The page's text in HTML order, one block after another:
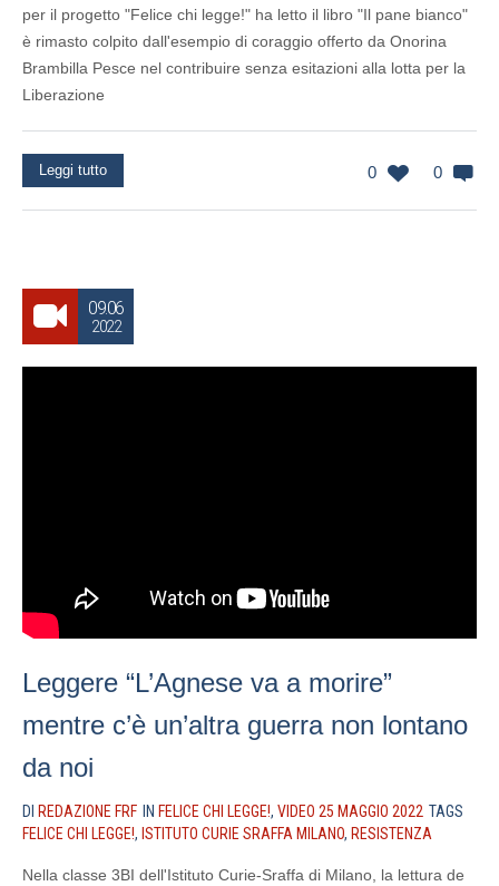
per il progetto "Felice chi legge!" ha letto il libro "Il pane bianco"
è rimasto colpito dall'esempio di coraggio offerto da Onorina
Brambilla Pesce nel contribuire senza esitazioni alla lotta per la
Liberazione
0 0
Leggi tutto
09.06
2022
Leggere “L’Agnese va a morire”
mentre c’è un’altra guerra non lontano
da noi
DI REDAZIONE FRF IN FELICE CHI LEGGE!, VIDEO 25 MAGGIO 2022 TAGS
FELICE CHI LEGGE!, ISTITUTO CURIE SRAFFA MILANO, RESISTENZA
Nella classe 3BI dell'Istituto Curie-Sraffa di Milano, la lettura de